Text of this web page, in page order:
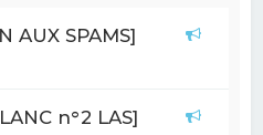
AUX SPAMS]
n°2 LAS]